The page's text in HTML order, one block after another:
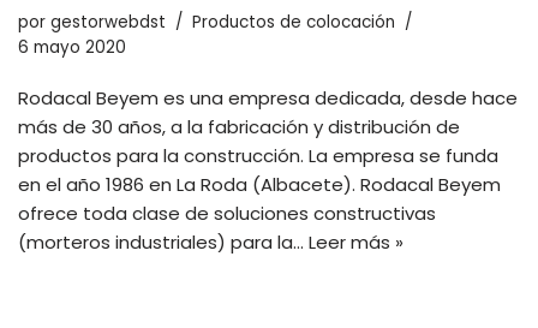
por gestorwebdst
Productos de colocación
6 mayo 2020
Rodacal Beyem es una empresa dedicada, desde hace
más de 30 años, a la fabricación y distribución de
productos para la construcción. La empresa se funda
en el año 1986 en La Roda (Albacete). Rodacal Beyem
ofrece toda clase de soluciones constructivas
(morteros industriales) para la… Leer más »